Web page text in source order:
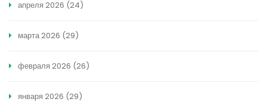
апреля 2026 (24)
марта 2026 (29)
февраля 2026 (26)
января 2026 (29)